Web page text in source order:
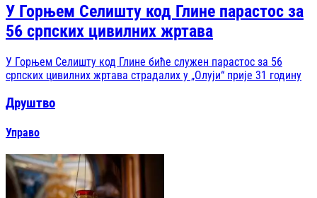
У Горњем Селишту код Глине парастос за
56 српских цивилних жртава
У Горњем Селишту код Глине биће служен парастос за 56
српских цивилних жртава страдалих у „Олуји“ прије 31 годину
Друштво
Управо